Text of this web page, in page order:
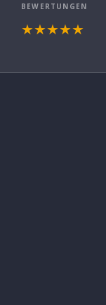
BEWERTUNGEN
★★★★★